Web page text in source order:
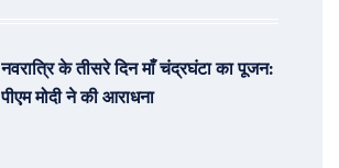
नवरात्रि के तीसरे दिन माँ चंद्रघंटा का पूजन:
पीएम मोदी ने की आराधना